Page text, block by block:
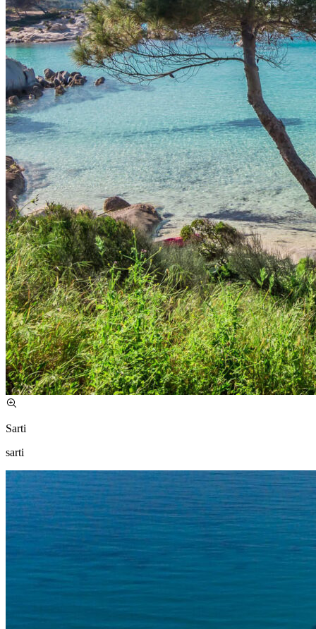
Sarti
sarti